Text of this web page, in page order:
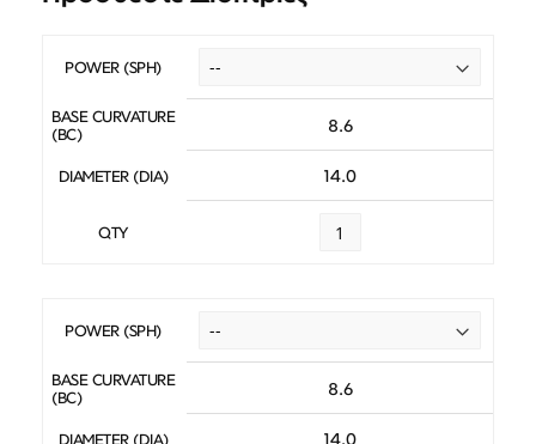
POWER (SPH)
BASE CURVATURE
(BC)
8.6
DIAMETER (DIA) 14.0
QTY
POWER (SPH)
BASE CURVATURE
(BC)
8.6
DIAMETER (DIA) 14.0